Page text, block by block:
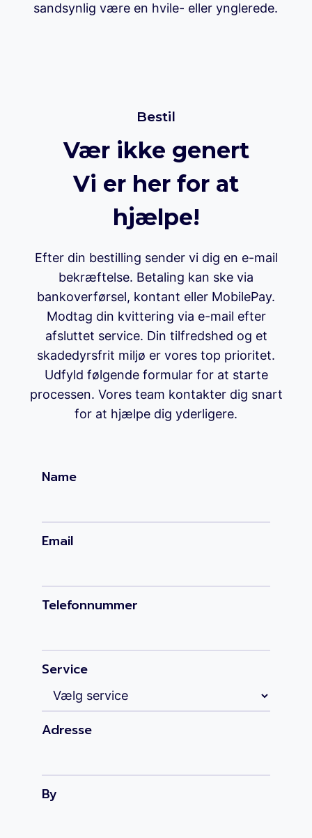
sandsynlig være en hvile- eller ynglerede.
Bestil
Vær ikke genert
Vi er her for at
hjælpe!
Efter din bestilling sender vi dig en e-mail
bekræftelse. Betaling kan ske via
bankoverførsel, kontant eller MobilePay.
Modtag din kvittering via e-mail efter
afsluttet service. Din tilfredshed og et
skadedyrsfrit miljø er vores top prioritet.
Udfyld følgende formular for at starte
processen. Vores team kontakter dig snart
for at hjælpe dig yderligere.
Name
Email
Telefonnummer
Service
Adresse
By